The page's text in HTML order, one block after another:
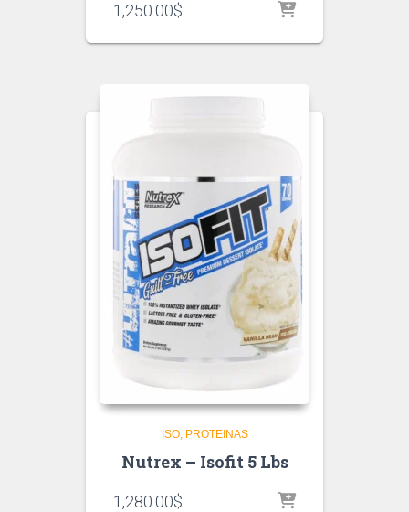
1,250.00$
ISO PROTEINAS
Nutrex – Isofit 5 Lbs
1,280.00$